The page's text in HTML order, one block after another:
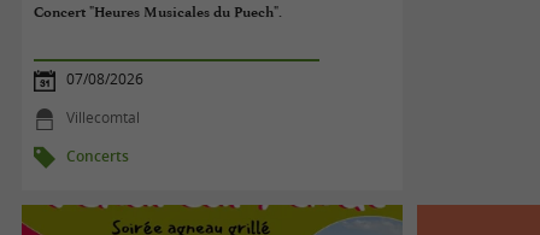
Concert "Heures Musicales du Puech".
07/08/2026
Villecomtal
Concerts